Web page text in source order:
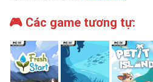
🎮 Các game tương tự: